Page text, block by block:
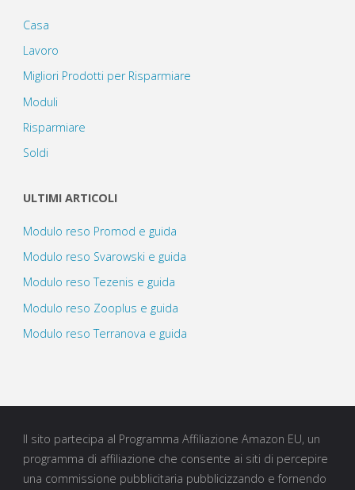
Casa
Lavoro
Migliori Prodotti per Risparmiare
Moduli
Risparmiare
Soldi
ULTIMI ARTICOLI
Modulo reso Promod e guida
Modulo reso Svarowski e guida
Modulo reso Tezenis e guida
Modulo reso Zooplus e guida
Modulo reso Terranova e guida
Il sito partecipa al Programma Affiliazione Amazon EU, un
programma di affiliazione che consente ai siti di percepire
una commissione pubblicitaria pubblicizzando e fornendo